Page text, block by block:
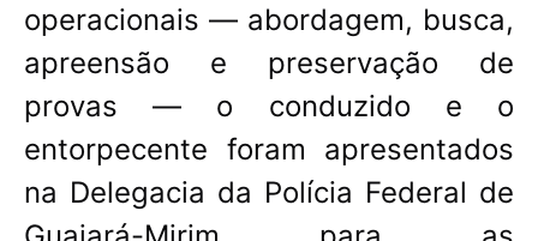
operacionais — abordagem, busca,
apreensão e preservação de
provas — o conduzido e o
entorpecente foram apresentados
na Delegacia da Polícia Federal de